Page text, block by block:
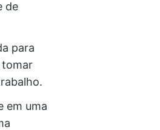
de
para
tomar
em uma